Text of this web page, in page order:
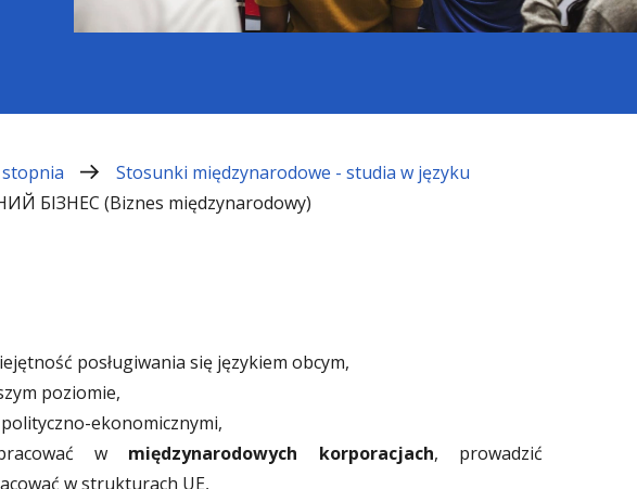
Stosunki międzynarodowe - studia w języku
БІЗНЕС (Biznes międzynarodowy)
posługiwania się językiem obcym,
poziomie,
ekonomicznymi,
w międzynarodowych korporacjach, prowadzić
w strukturach UE,